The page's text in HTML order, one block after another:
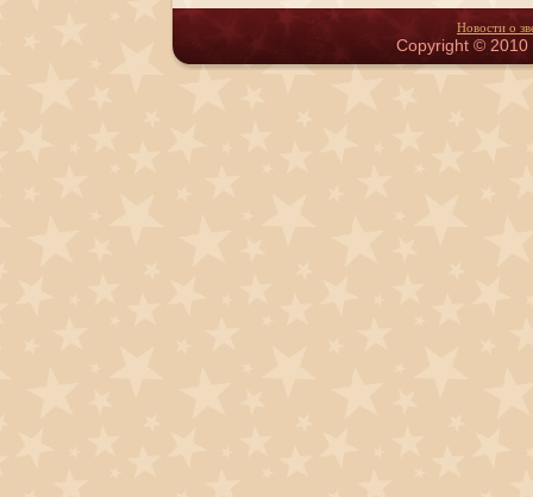
Новости о
Copyright © 2010